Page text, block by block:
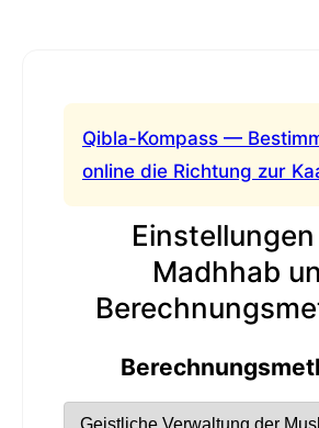
Qibla-Kompass —
online die Richtung zur
Madhhab